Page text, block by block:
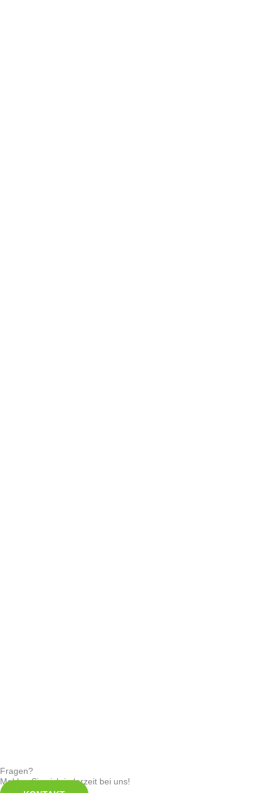
Fragen?
Melden Sie sich jederzeit bei uns!